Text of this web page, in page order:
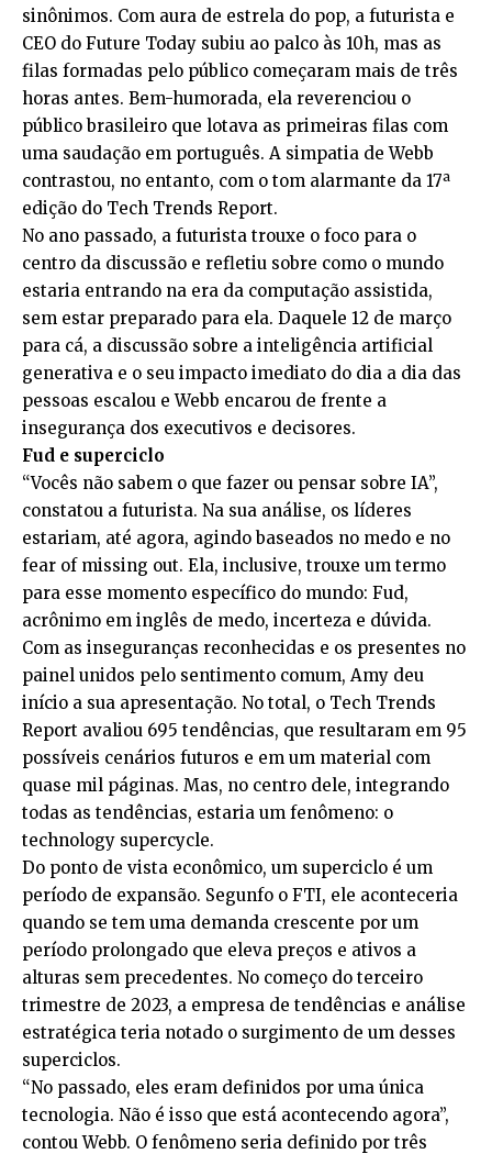
sinônimos. Com aura de estrela do pop, a futurista e
CEO do Future Today subiu ao palco às 10h, mas as
filas formadas pelo público começaram mais de três
horas antes. Bem-humorada, ela reverenciou o
público brasileiro que lotava as primeiras filas com
uma saudação em português. A simpatia de Webb
contrastou, no entanto, com o tom alarmante da 17ª
edição do Tech Trends Report.
No ano passado, a futurista trouxe o foco para o
centro da discussão e refletiu sobre como o mundo
estaria entrando na era da computação assistida,
sem estar preparado para ela. Daquele 12 de março
para cá, a discussão sobre a inteligência artificial
generativa e o seu impacto imediato do dia a dia das
pessoas escalou e Webb encarou de frente a
insegurança dos executivos e decisores.
Fud e superciclo
“Vocês não sabem o que fazer ou pensar sobre IA”,
constatou a futurista. Na sua análise, os líderes
estariam, até agora, agindo baseados no medo e no
fear of missing out. Ela, inclusive, trouxe um termo
para esse momento específico do mundo: Fud,
acrônimo em inglês de medo, incerteza e dúvida.
Com as inseguranças reconhecidas e os presentes no
painel unidos pelo sentimento comum, Amy deu
início a sua apresentação. No total, o Tech Trends
Report avaliou 695 tendências, que resultaram em 95
possíveis cenários futuros e em um material com
quase mil páginas. Mas, no centro dele, integrando
todas as tendências, estaria um fenômeno: o
technology supercycle.
Do ponto de vista econômico, um superciclo é um
período de expansão. Segunfo o FTI, ele aconteceria
quando se tem uma demanda crescente por um
período prolongado que eleva preços e ativos a
alturas sem precedentes. No começo do terceiro
trimestre de 2023, a empresa de tendências e análise
estratégica teria notado o surgimento de um desses
superciclos.
“No passado, eles eram definidos por uma única
tecnologia. Não é isso que está acontecendo agora”,
contou Webb. O fenômeno seria definido por três